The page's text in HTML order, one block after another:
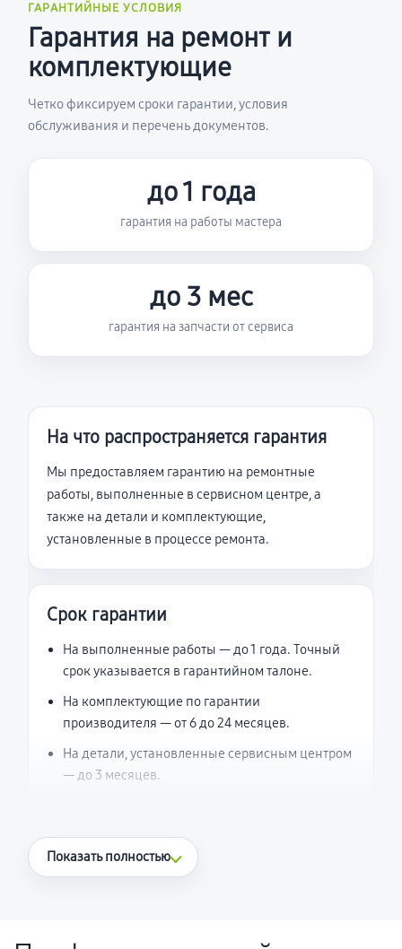
ГАРАНТИЙНЫЕ УСЛОВИЯ
Гарантия на ремонт и
комплектующие
Четко фиксируем сроки гарантии, условия
обслуживания и перечень документов.
до 1 года
гарантия на работы мастера
до 3 мес
гарантия на запчасти от сервиса
На что распространяется гарантия
Мы предоставляем гарантию на ремонтные
работы, выполненные в сервисном центре, а
также на детали и комплектующие,
установленные в процессе ремонта.
Срок гарантии
На выполненные работы — до 1 года. Точный
срок указывается в гарантийном талоне.
На комплектующие по гарантии
производителя — от 6 до 24 месяцев.
На детали, установленные сервисным центром
— до 3 месяцев.
Что считается гарантийным случаем
Показать полностью